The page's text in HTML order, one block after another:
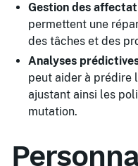
Gestion des
permettent une
des tâches et des
Analyses
peut aider à prédire
ajustant ainsi les
mutation.